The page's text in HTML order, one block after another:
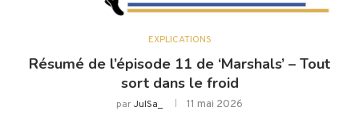
EXPLICATIONS
Résumé de l’épisode 11 de ‘Marshals’ – Tout
sort dans le froid
parJulSa_ 11 mai 2026